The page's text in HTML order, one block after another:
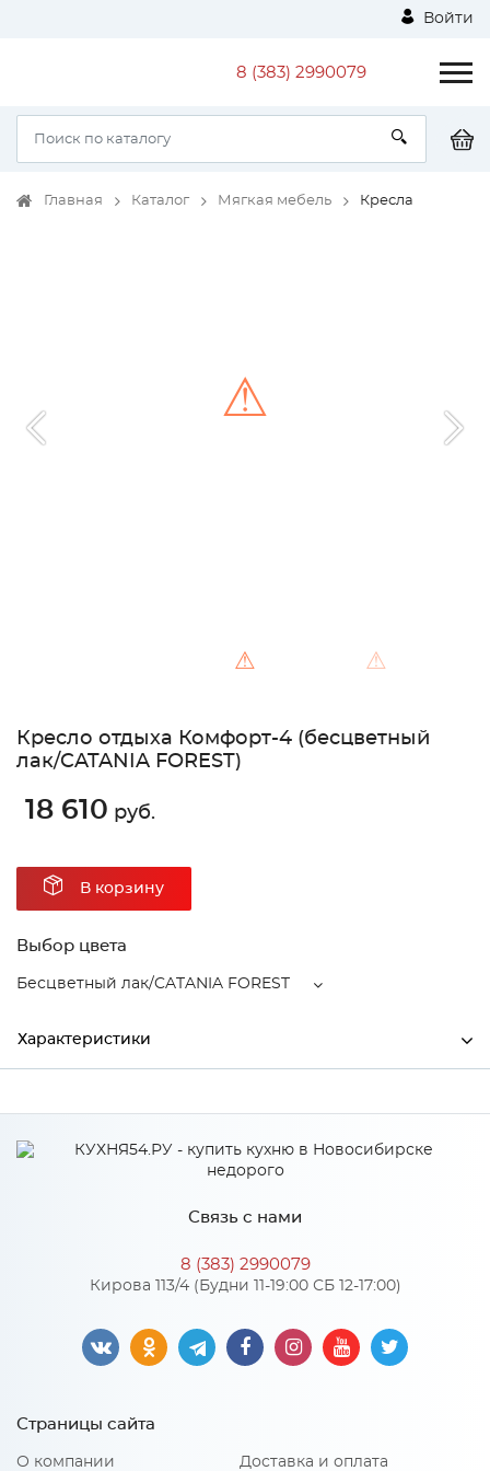
Войти
8 (383) 2990079
Главная Каталог Мягкая мебель Кресла
⚠ ⚠
⚠
Кресло отдыха Комфорт-4 (бесцветный
лак/CATANIA FOREST)
18 610 руб.
В корзину
Выбор цвета
Бесцветный лак/CATANIA FOREST
Характеристики
Высота 870
Бесцветный лак/CATANIA
Количество упаковок: 1
Нагрузка на одно спальное место: 150 н
Связь с нами
8 (383) 2990079
Кирова 113/4 (Будни 11-19:00 СБ 12-17:00)
Страницы сайта
О компании Доставка и оплата